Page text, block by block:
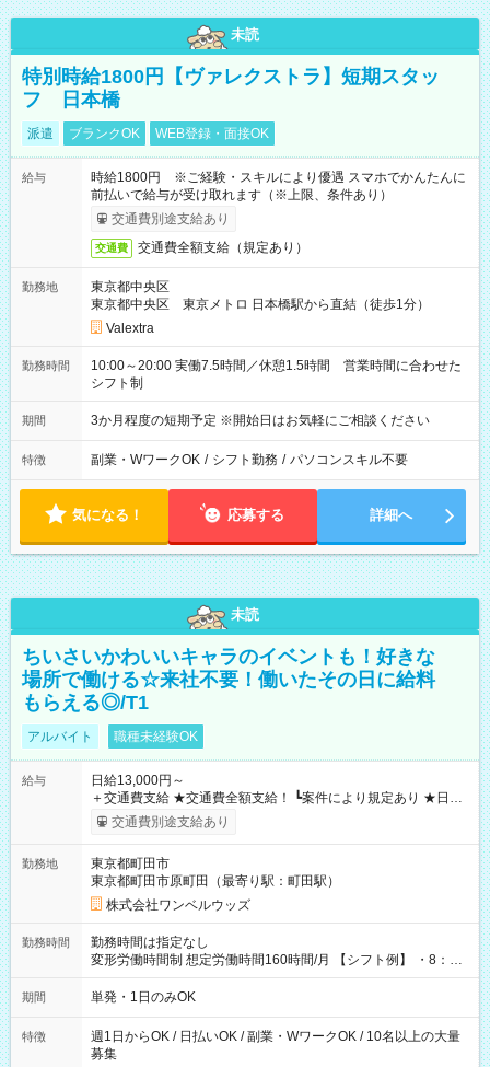
未読
特別時給1800円【ヴァレクストラ】短期スタッ
フ 日本橋
派遣 ブランクOK WEB登録・面接OK
給与
時給1800円 ※ご経験・スキルにより優遇 スマホでかんたんに
前払いで給与が受け取れます（※上限、条件あり）
交通費別途支給あり
交通費 交通費全額支給（規定あり）
勤務地
東京都中央区
東京都中央区 東京メトロ 日本橋駅から直結（徒歩1分）
Valextra
勤務時間
10:00～20:00 実働7.5時間／休憩1.5時間 営業時間に合わせた
シフト制
期間 3か月程度の短期予定 ※開始日はお気軽にご相談ください
特徴 副業・WワークOK / シフト勤務 / パソコンスキル不要
気になる！ 応募する 詳細へ
未読
ちいさいかわいいキャラのイベントも！好きな
場所で働ける☆来社不要！働いたその日に給料
もらえる◎/T1
アルバイト 職種未経験OK
給与
日給13,000円～
＋交通費支給 ★交通費全額支給！ ┗案件により規定あり ★日払
いOK！（規定あり） ┗働いたその日に現金GET♪ お仕事後はコ
ンビニATMから 日払い分を引き落とせます！ 【試用期間】試
交通費別途支給あり
勤務地
東京都町田市
東京都町田市原町田（最寄り駅：町田駅）
株式会社ワンベルウッズ
勤務時間
勤務時間は指定なし
変形労働時間制 想定労働時間160時間/月 【シフト例】 ・8：00
～21：00
期間 単発・1日のみOK
特徴
週1日からOK / 日払いOK / 副業・WワークOK / 10名以上の大量
募集